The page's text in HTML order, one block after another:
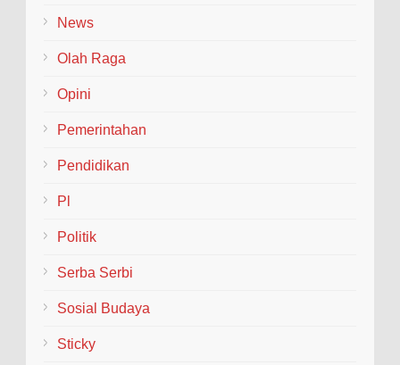
News
Olah Raga
Opini
Pemerintahan
Pendidikan
Pl
Politik
Serba Serbi
Sosial Budaya
Sticky